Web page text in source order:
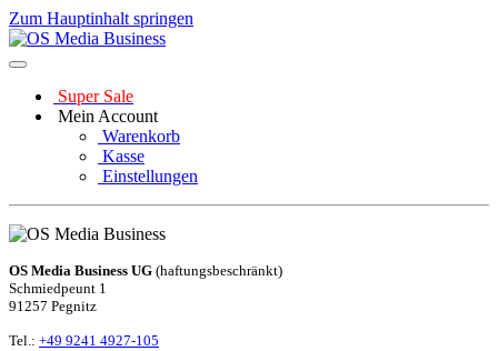
Zum Hauptinhalt springen
Super Sale
Mein Account
Warenkorb
Kasse
Einstellungen
OS Media Business UG (haftungsbeschränkt)
Schmiedpeunt 1
91257 Pegnitz
Tel.: +49 9241 4927-105